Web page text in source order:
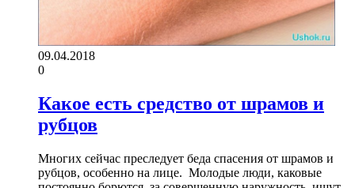
09.04.2018
0
Какое есть средство от шрамов и
рубцов
Многих сейчас преследует беда спасения от шрамов и
рубцов, особенно на лице. Молодые люди, каковые